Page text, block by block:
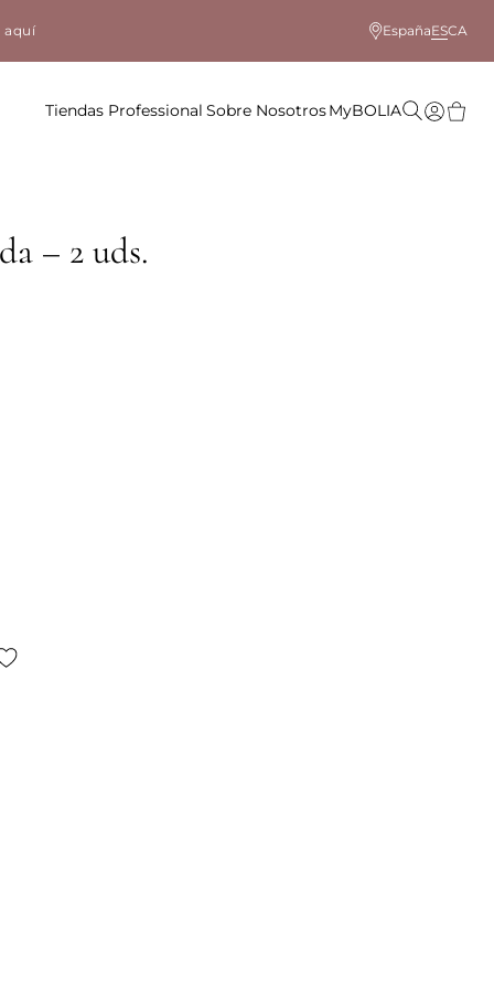
aquí EspañaESCA
Tiendas Professional Sobre NosotrosMyBOLIA
– 2 uds.